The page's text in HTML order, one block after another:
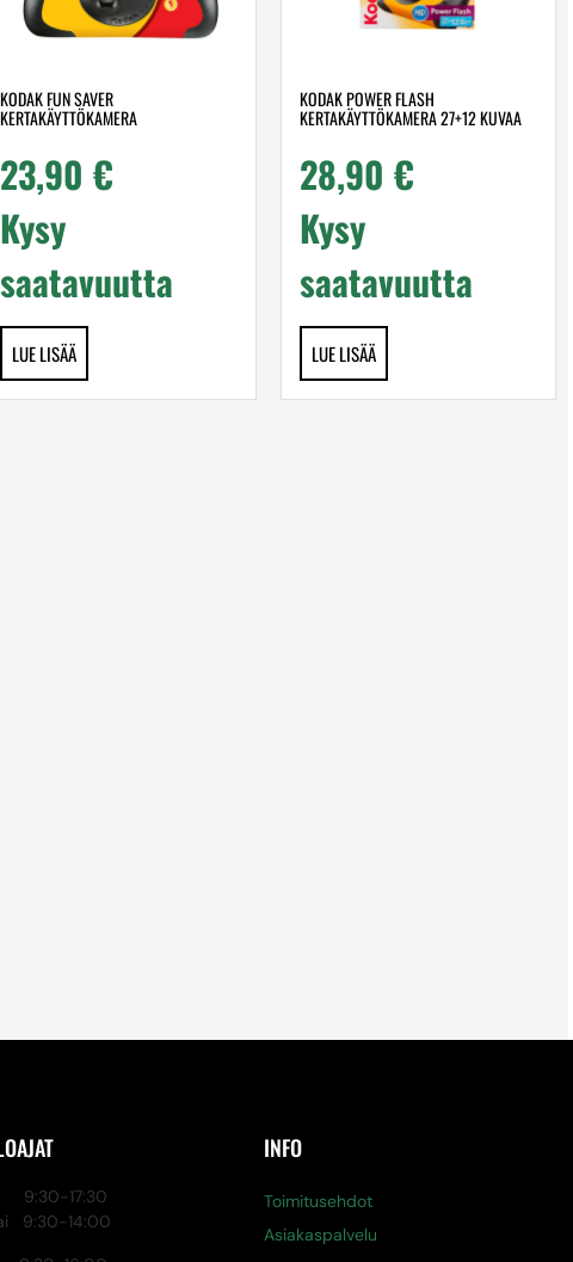
KODAK FUN SAVER
KERTAKÄYTTÖKAMERA
23,90 €
Kysy
saatavuutta
LUE LISÄÄ
KODAK POWER FLASH
KERTAKÄYTTÖKAMERA 27+12 KUVAA
28,90 €
Kysy
saatavuutta
LUE LISÄÄ
9:30-17:30
9:30-14:00
INFO
Toimitusehdot
Asiakaspalvelu